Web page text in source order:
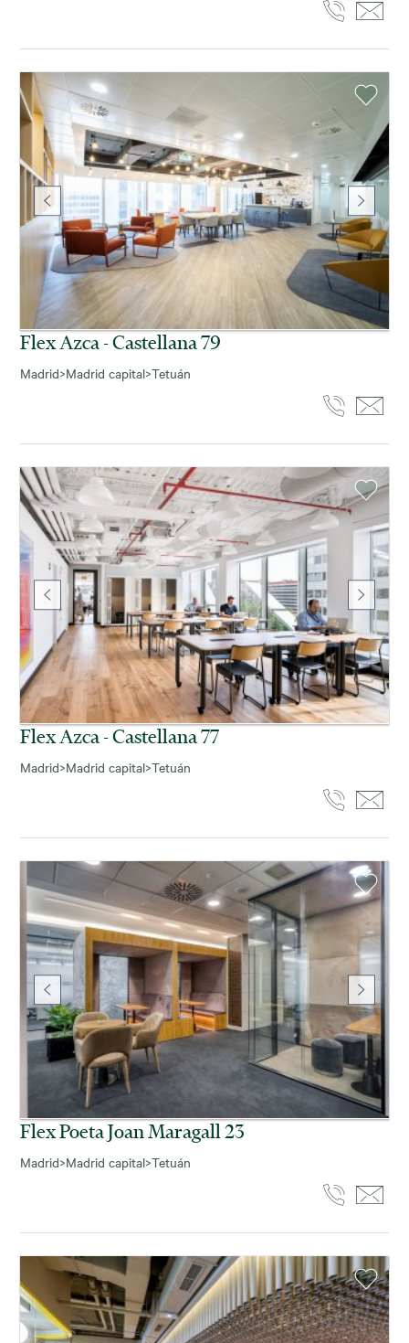
Flex Azca - Castellana 79
Madrid>Madrid capital>Tetuán
Flex Azca - Castellana 77
Madrid>Madrid capital>Tetuán
Flex Poeta Joan Maragall 23
Madrid>Madrid capital>Tetuán